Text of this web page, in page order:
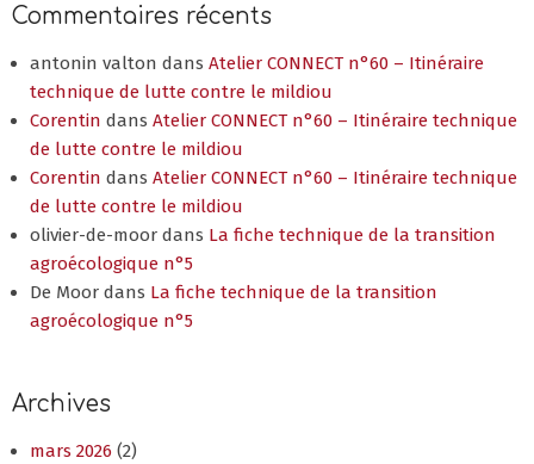
Commentaires récents
antonin valton dans Atelier CONNECT n°60 – Itinéraire
technique de lutte contre le mildiou
Corentin dans Atelier CONNECT n°60 – Itinéraire technique
de lutte contre le mildiou
Corentin dans Atelier CONNECT n°60 – Itinéraire technique
de lutte contre le mildiou
olivier-de-moor dans La fiche technique de la transition
agroécologique n°5
De Moor dans La fiche technique de la transition
agroécologique n°5
Archives
mars 2026 (2)